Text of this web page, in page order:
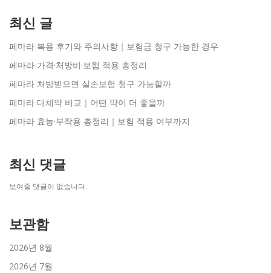
최신 글
페마라 복용 후기와 주의사항｜보험금 청구 가능한 경우
페마라 가격·처방비·보험 적용 총정리
페마라 처방받으면 실손보험 청구 가능할까
페마라 대체약 비교｜어떤 약이 더 좋을까
페마라 효능·부작용 총정리｜보험 적용 여부까지
최신 댓글
보여줄 댓글이 없습니다.
보관함
2026년 8월
2026년 7월